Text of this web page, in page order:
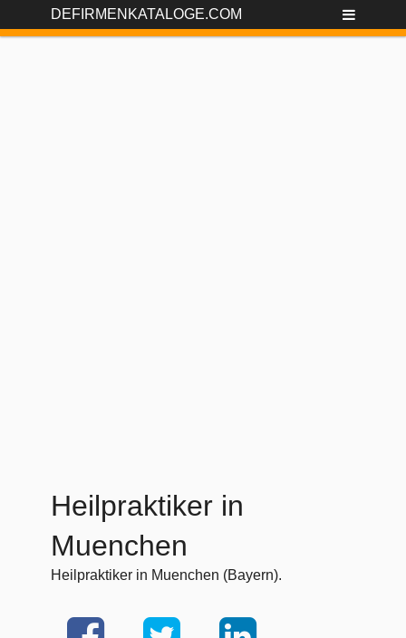
DEFIRMENKATALOGE.COM
Heilpraktiker in
Muenchen
Heilpraktiker in Muenchen (Bayern).